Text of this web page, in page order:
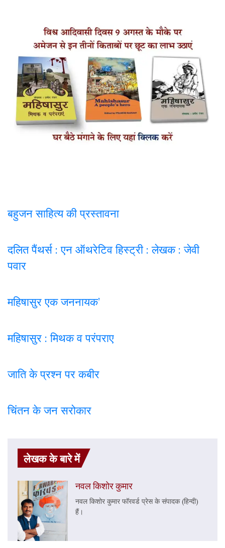
बहुजन साहित्य की प्रस्तावना
दलित पैंथर्स : एन ऑथरेटिव हिस्ट्री : लेखक : जेवी
पवार
महिषासुर एक जननायक’
महिषासुर : मिथक व परंपराए
जाति के प्रश्न पर कबीर
चिंतन के जन सरोकार
लेखक के बारे में
नवल किशोर कुमार
नवल किशोर कुमार फॉरवर्ड प्रेस के संपादक (हिन्दी)
हैं।